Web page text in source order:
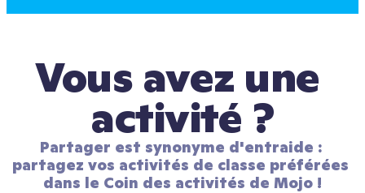
Vous avez une
activité ?
Partager est synonyme d'entraide :
partagez vos activités de classe préférées
dans le Coin des activités de Mojo !